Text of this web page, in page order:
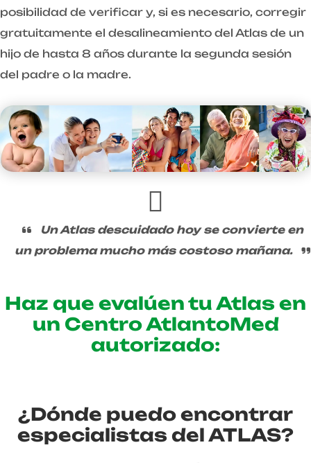
posibilidad de verificar y, si es necesario, corregir
gratuitamente el desalineamiento del Atlas de un
hijo de hasta 8 años durante la segunda sesión
del padre o la madre.
Un Atlas descuidado hoy se convierte en
un problema mucho más costoso mañana.
Haz que evalúen tu Atlas en
un Centro AtlantoMed
autorizado:
¿Dónde puedo encontrar
especialistas del ATLAS?